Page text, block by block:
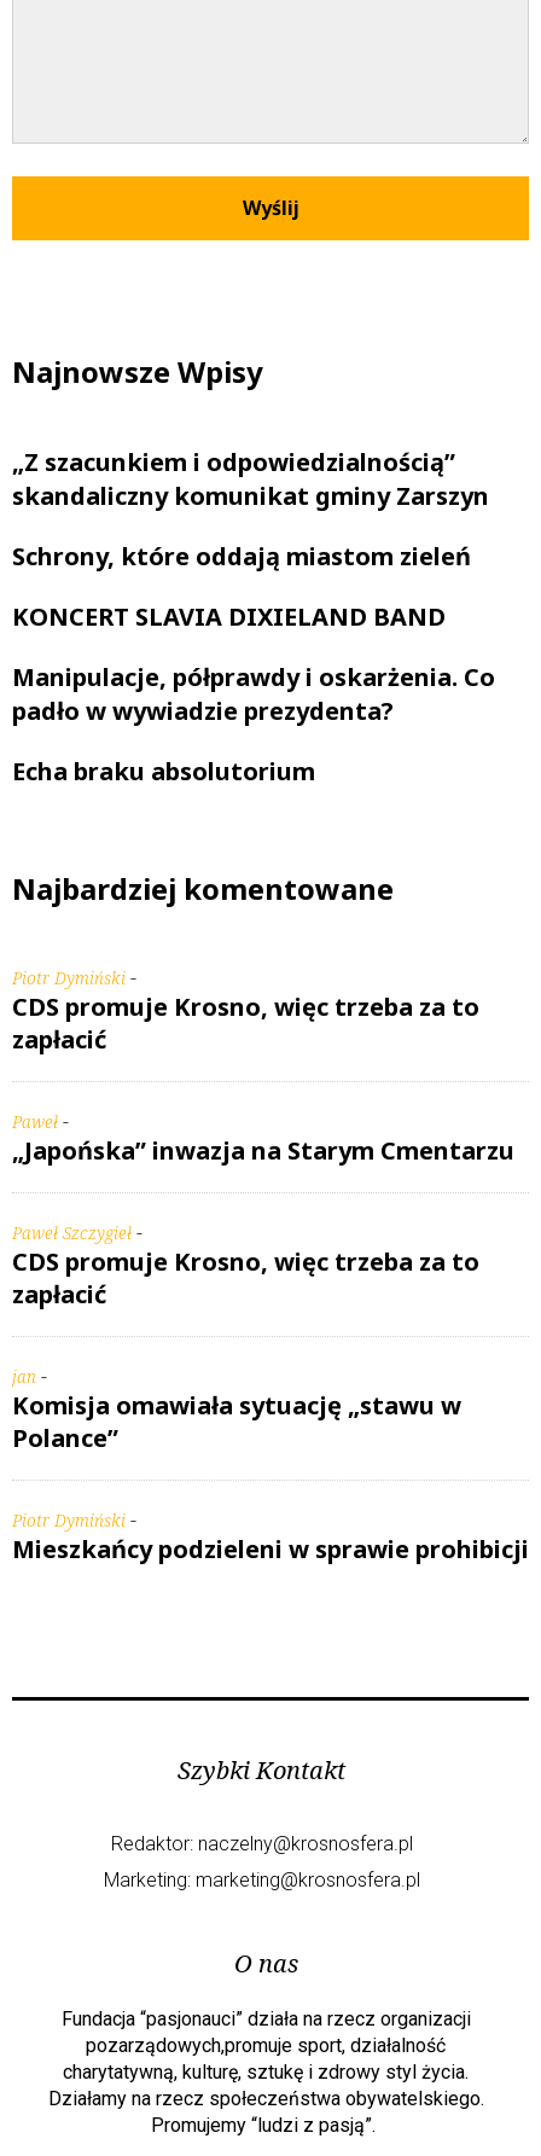
Najnowsze Wpisy
„Z szacunkiem i odpowiedzialnością”
skandaliczny komunikat gminy Zarszyn
Schrony, które oddają miastom zieleń
KONCERT SLAVIA DIXIELAND BAND
Manipulacje, półprawdy i oskarżenia. Co
padło w wywiadzie prezydenta?
Echa braku absolutorium
Najbardziej komentowane
Piotr Dymiński -
CDS promuje Krosno, więc trzeba za to
zapłacić
Paweł -
„Japońska” inwazja na Starym Cmentarzu
Paweł Szczygieł -
CDS promuje Krosno, więc trzeba za to
zapłacić
jan -
Komisja omawiała sytuację „stawu w
Polance”
Piotr Dymiński -
Mieszkańcy podzieleni w sprawie prohibicji
Szybki Kontakt
Redaktor: naczelny@krosnosfera.pl
Marketing: marketing@krosnosfera.pl
O nas
Fundacja “pasjonauci” działa na rzecz organizacji
pozarządowych,promuje sport, działalność
charytatywną, kulturę, sztukę i zdrowy styl życia.
Działamy na rzecz społeczeństwa obywatelskiego.
Promujemy “ludzi z pasją”.